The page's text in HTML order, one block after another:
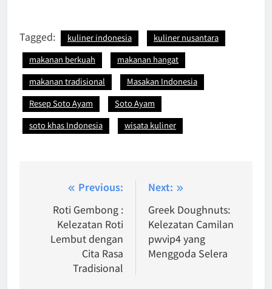
Tagged: kuliner indonesia
kuliner nusantara
makanan berkuah
makanan hangat
makanan tradisional
Masakan Indonesia
Resep Soto Ayam
Soto Ayam
soto khas Indonesia
wisata kuliner
navigation
Previous:
Roti Gembong :
Kelezatan Roti
Lembut dengan
Cita Rasa
Tradisional
Next:
Greek Doughnuts:
Kelezatan Camilan
pwvip4 yang
Menggoda Selera